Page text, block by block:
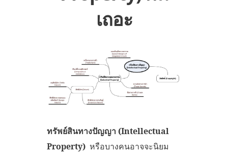
เถอะ
ทรัพย์สินทางปัญญา (Intellectual
Property) หรือบางคนอาจจะนิยม